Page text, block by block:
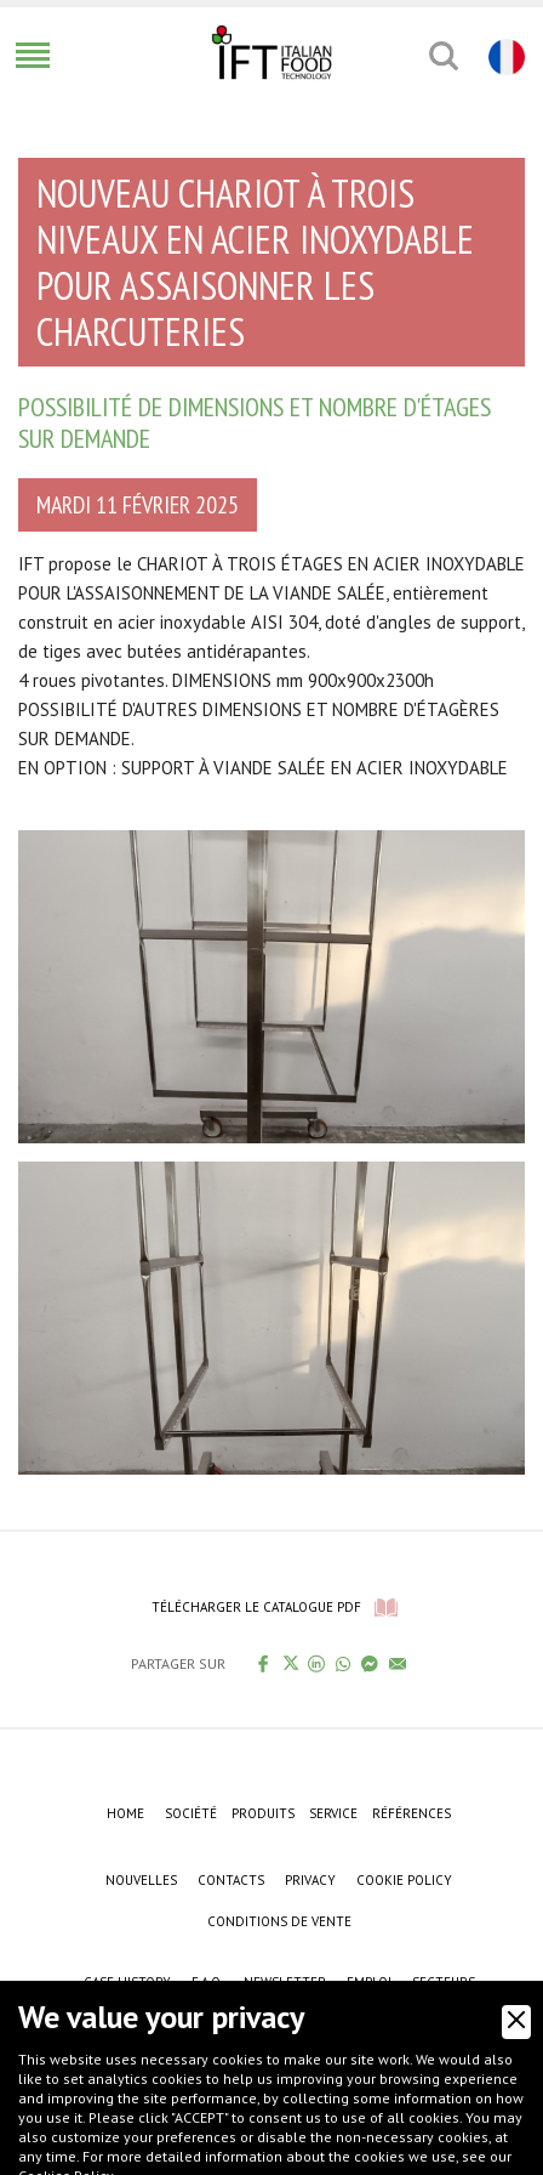
NOUVEAU CHARIOT À TROIS
NIVEAUX EN ACIER INOXYDABLE
POUR ASSAISONNER LES
CHARCUTERIES
POSSIBILITÉ DE DIMENSIONS ET NOMBRE D'ÉTAGES
SUR DEMANDE
MARDI 11 FÉVRIER 2025
IFT propose le CHARIOT À TROIS ÉTAGES EN ACIER INOXYDABLE
POUR L'ASSAISONNEMENT DE LA VIANDE SALÉE, entièrement
construit en acier inoxydable AISI 304, doté d'angles de support,
de tiges avec butées antidérapantes.
4 roues pivotantes. DIMENSIONS mm 900x900x2300h
POSSIBILITÉ D'AUTRES DIMENSIONS ET NOMBRE D'ÉTAGÈRES
SUR DEMANDE.
EN OPTION : SUPPORT À VIANDE SALÉE EN ACIER INOXYDABLE
TÉLÉCHARGER LE CATALOGUE PDF
PARTAGER SUR
HOME SOCIÉTÉ PRODUITS SERVICE RÉFÉRENCES
NOUVELLES CONTACTS PRIVACY COOKIE POLICY
CONDITIONS DE VENTE
CASE HISTORY F.A.Q. NEWSLETTER EMPLOI SECTEURS
We value your privacy
This website uses necessary cookies to make our site work. We would also
like to set analytics cookies to help us improving your browsing experience
and improving the site performance, by collecting some information on how
you use it. Please click "ACCEPT" to consent us to use of all cookies. You may
also customize your preferences or disable the non-necessary cookies, at
any time. For more detailed information about the cookies we use, see our